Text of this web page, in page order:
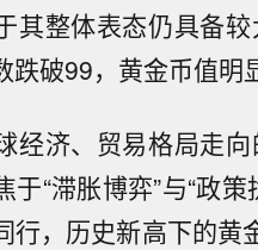
其整体表态仍具备
破99，黄金币值明
经济、贸易格局走
于“滞胀博弈”与“政
行，历史新高下的黄